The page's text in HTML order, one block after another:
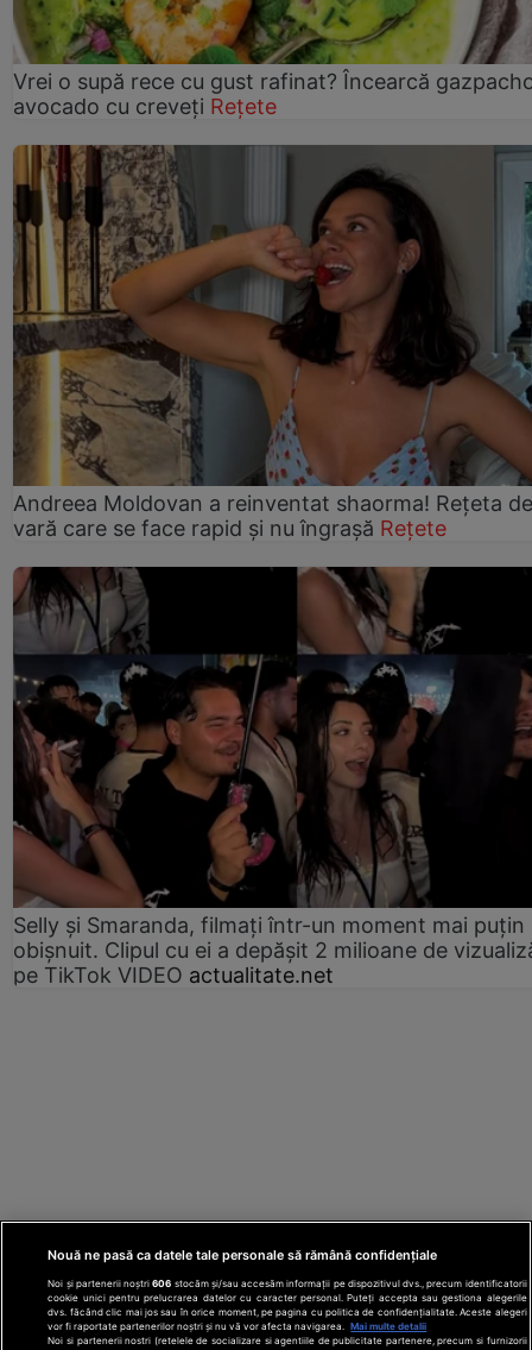
Vrei o supă rece cu gust rafinat? Încearcă
avocado cu creveți Rețete
Andreea Moldovan a reinventat shaorma! Rețeta de
vară care se face rapid și nu îngrașă Rețete
Selly și Smaranda, filmați într-un moment mai puțin
obișnuit. Clipul cu ei a depășit 2 milioane de
pe TikTok VIDEO actualitate.net
Nouă ne pasă ca datele tale personale să rămână confidențiale
Noi și partenerii noștri606 stocăm și/sau accesăm informații pe dispozitivul dvs., precum identificatorii
cookie unici pentru prelucrarea datelor cu caracter personal. Puteți accepta sau gestiona alegerile
dvs. făcând clic mai jos sau în orice moment, pe pagina cu politica de confidențialitate. Aceste alegeri
vor fi raportate partenerilor noștri și nu vă vor afecta navigarea.
Mai multe detalii
Noi si partenerii nostri (retelele de socializare si agentiile de publicitate partenere, precum si furnizorii